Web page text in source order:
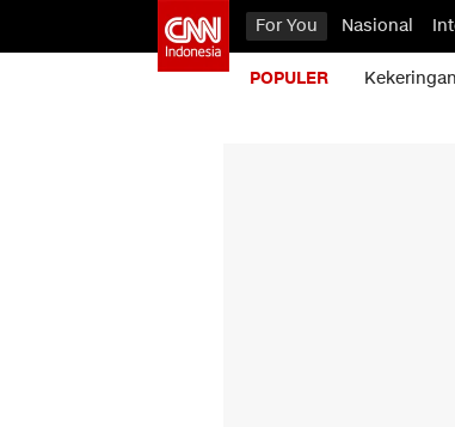
For You Nasional
POPULER Kekeringan